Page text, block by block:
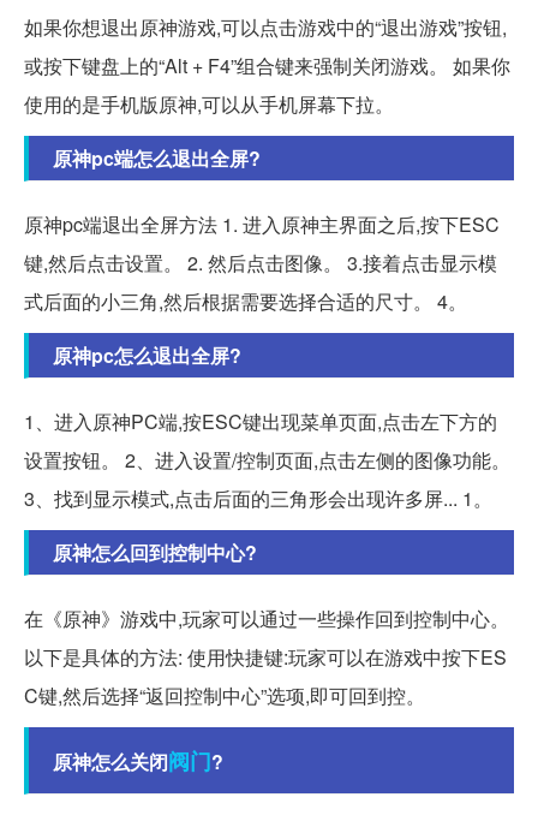
如果你想退出原神游戏,可以点击游戏中的“退出游戏”按钮,
或按下键盘上的“Alt + F4”组合键来强制关闭游戏。 如果你
使用的是手机版原神,可以从手机屏幕下拉。
原神pc端怎么退出全屏?
原神pc端退出全屏方法 1. 进入原神主界面之后,按下ESC
键,然后点击设置。 2. 然后点击图像。 3.接着点击显示模
式后面的小三角,然后根据需要选择合适的尺寸。 4。
原神pc怎么退出全屏?
1、进入原神PC端,按ESC键出现菜单页面,点击左下方的
设置按钮。 2、进入设置/控制页面,点击左侧的图像功能。
3、找到显示模式,点击后面的三角形会出现许多屏... 1。
原神怎么回到控制中心?
在《原神》游戏中,玩家可以通过一些操作回到控制中心。
以下是具体的方法: 使用快捷键:玩家可以在游戏中按下ES
C键,然后选择“返回控制中心”选项,即可回到控。
原神怎么关闭阀门?